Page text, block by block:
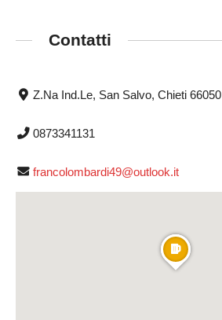
Contatti
Z.Na Ind.Le, San Salvo, Chieti 66050
0873341131
francolombardi49@outlook.it